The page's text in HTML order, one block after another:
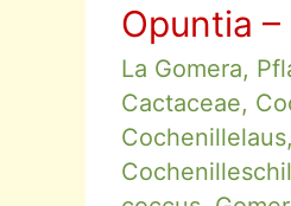
Opuntia
La Gomera,
Cactaceae,
Cochenillelaus,